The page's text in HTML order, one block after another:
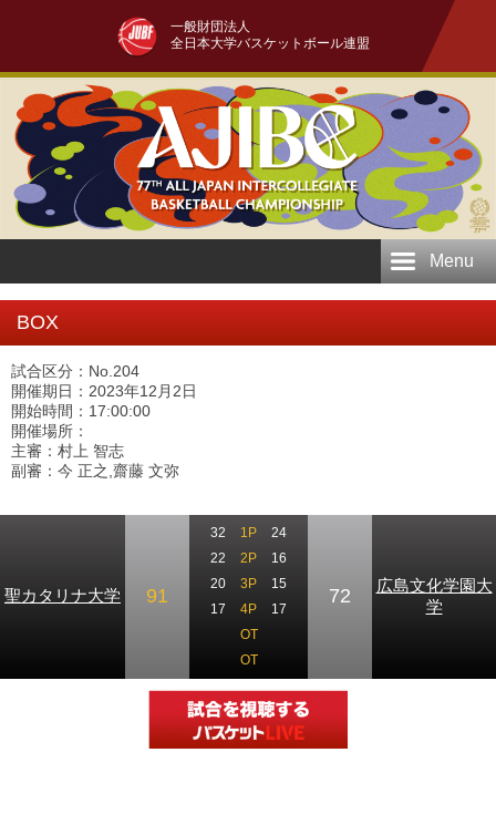
一般財団法人
全日本大学バスケットボール連盟
Menu
BOX
試合区分：No.204
開催期日：2023年12月2日
開始時間：17:00:00
開催場所：
主審：村上 智志
副審：今 正之,齋藤 文弥
聖カタリナ大学 91
32 1P
24
22
2P
16
20
3P
15
17
4P
17
OT
OT
72
広島文化学園大
学